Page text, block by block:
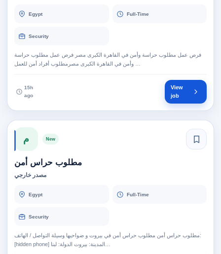
Egypt Full-Time
Security
فرص عمل مطلوب حراسة وأمن في القاهرة الكبرى مصر فرص عمل مطلوب حراسة
15h
ago
View
job
م New
مطلوب حراس أمن
مصدر خارجي
Egypt Full-Time
Security
مطلوب حراس أمن مطلوب حراس أمن في بيروت و ضواحيها وسيلة التواصل / الهاتف: